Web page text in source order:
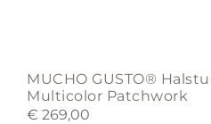
MUCHO GUSTO®
Multicolor Patchwork
€ 269,00